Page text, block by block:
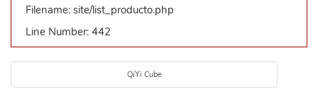
Filename: site/list_producto.php
Line Number: 442
QiYi Cube